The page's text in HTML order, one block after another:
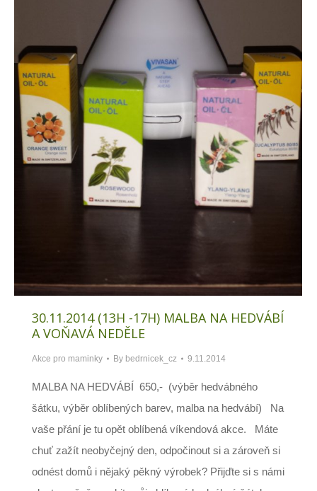
30.11.2014 (13H -17H) MALBA NA HEDVÁBÍ
A VOŇAVÁ NEDĚLE
Akce pro maminky By bedrnicek_cz 9.11.2014
MALBA NA HEDVÁBÍ 650,- (výběr hedvábného
šátku, výběr oblíbených barev, malba na hedvábí) Na
vaše přání je tu opět oblíbená víkendová akce. Máte
chuť zažít neobyčejný den, odpočinout si a zároveň si
odnést domů i nějaký pěkný výrobek? Přijďte si s námi